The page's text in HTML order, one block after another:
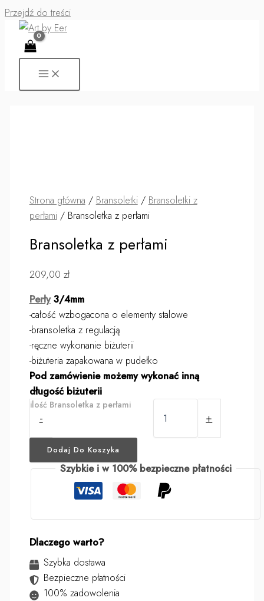
Przejdź do treści
Strona główna / Bransoletki/ Bransoletki z
perłami/ Bransoletka z perłami
Bransoletka z perłami
209,00 zł
Perły3/4mm
-całość wzbogacona o elementy stalowe
-bransoletka z regulacją
-ręczne wykonanie biżuterii
-biżuteria zapakowana w pudełko
Pod zamówienie możemy wykonać inną
długość biżuterii
-
ilość Bransoletka z perłami
+
Dodaj Do Koszyka
Szybkie i w 100% bezpieczne płatności
Dlaczego warto?
Szybka dostawa
Bezpieczne płatności
100% zadowolenia